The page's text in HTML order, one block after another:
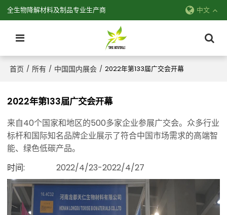
全生物降解材料及制品专业生产商 中文
首页 / 所有 / 中国国内展会 / 2022年第133届广交会开幕
2022年第133届广交会开幕
来自40个国家和地区的500多家企业参展广交会。众多行业
标杆和国际知名品牌企业展示了符合中国市场需求的高端智
能、绿色低碳产品。
时间
2022/4/23-2022/4/27